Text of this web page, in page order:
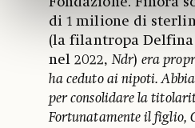
di 1 milione di
(la filantropa
nel 2022,Ndr)era
ha ceduto ai nipoti.
per consolidare la
Fortunatamente il figlio,